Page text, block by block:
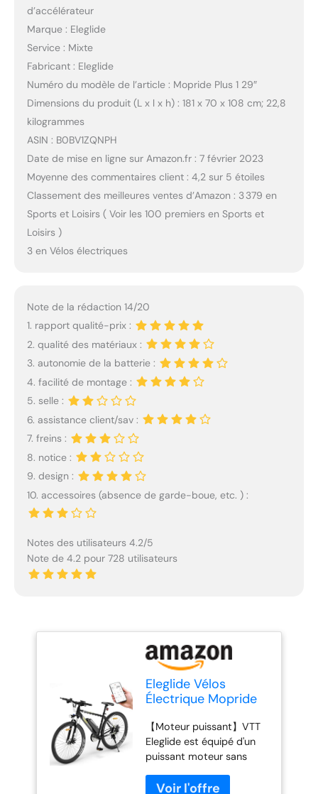
d’accélérateur
Marque : Eleglide
Service : Mixte
Fabricant : Eleglide
Numéro du modèle de l’article : Mopride Plus 1 29″
Dimensions du produit (L x l x h) : 181 x 70 x 108 cm; 22,8
kilogrammes
ASIN : B0BV1ZQNPH
Date de mise en ligne sur Amazon.fr : 7 février 2023
Moyenne des commentaires client : 4,2 sur 5 étoiles
Classement des meilleures ventes d’Amazon : 3 379 en
Sports et Loisirs ( Voir les 100 premiers en Sports et
Loisirs )
3 en Vélos électriques
Note de la rédaction 14/20
1. rapport qualité-prix :
2. qualité des matériaux :
3. autonomie de la batterie :
4. facilité de montage :
5. selle :
6. assistance client/sav :
7. freins :
8. notice :
9. design :
10. accessoires (absence de garde-boue, etc. ) :
Notes des utilisateurs 4.2/5
Note de 4.2 pour 728 utilisateurs
Eleglide Vélos
Électrique Mopride
Montagne électrique
29" VTT Électrique
Batterie 12,5 Ah,
écran LCD, 21
Vitesses, E-Bike
【Moteur puissant】VTT
Eleglide est équipé d'un
puissant moteur sans
délivre un couple de 45